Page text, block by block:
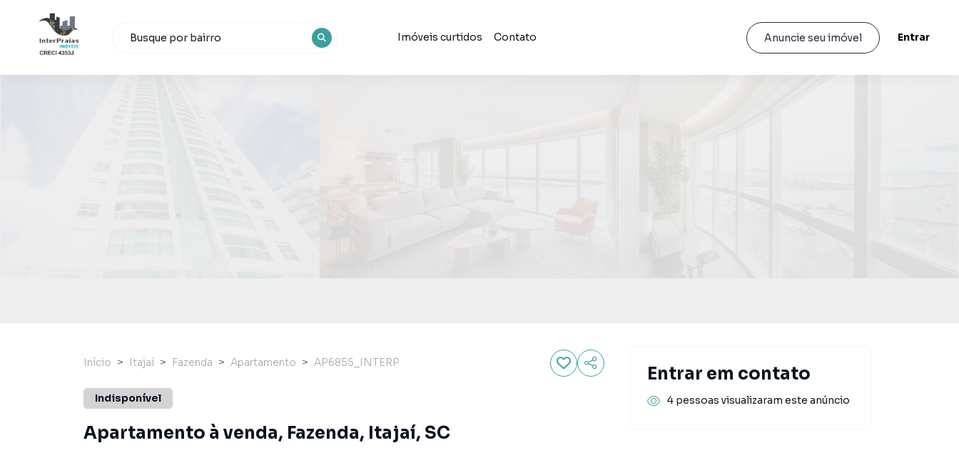
Imóveis curtidos Contato Anuncie seu imóvel Entrar
Início Itajaí Fazenda Apartamento AP6855_INTERP
Indisponível
Apartamento à venda, Fazenda, Itajaí, SC
Entrar em contato
4 pessoas visualizaram este anúncio